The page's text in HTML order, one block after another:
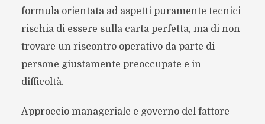
formula orientata ad aspetti puramente tecnici
rischia di essere sulla carta perfetta, ma di non
trovare un riscontro operativo da parte di
persone giustamente preoccupate e in
difficoltà.
Approccio manageriale e governo del fattore